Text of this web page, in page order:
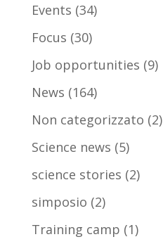
Events (34)
Focus (30)
Job opportunities (9)
News (164)
Non categorizzato (2)
Science news (5)
science stories (2)
simposio (2)
Training camp (1)